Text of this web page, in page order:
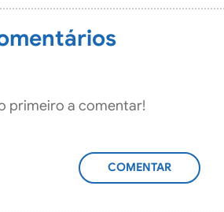
primeiro a comentar!
ADICIONAR